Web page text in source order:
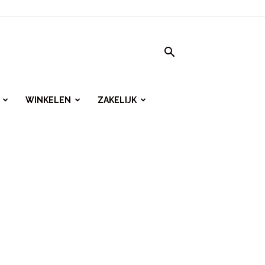
WINKELEN ZAKELIJK